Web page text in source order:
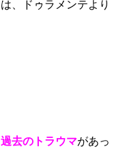
、ドゥラメンテより
過去のトラウマがあっ